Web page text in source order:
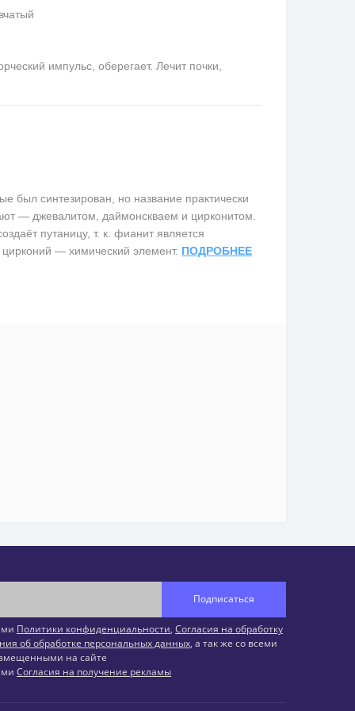
импульс, оберегает. Лечит почки,
синтезирован, но название практически
— джевалитом, даймонскваем и цирконитом.
путаницу, т. к. фианит является
— химический элемент. ПОДРОБНЕЕ
Подписаться
Политики конфиденциальности, Согласия на обработку
об обработке персональных данных, а так же со всеми
на сайте
Согласия на получение рекламы